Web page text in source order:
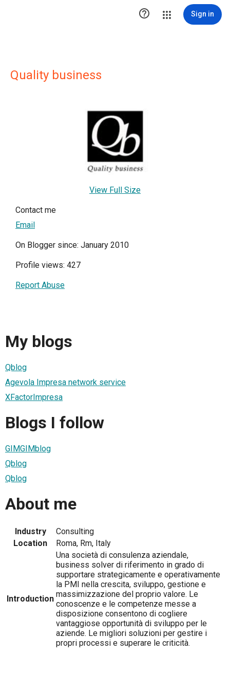
 Sign in
Quality business
View Full Size
Contact me
Email
On Blogger since: January 2010
Profile views: 427
Report Abuse
My blogs
Qblog
Agevola Impresa network service
XFactorImpresa
Blogs I follow
GIMGIMblog
Qblog
Qblog
About me
Industry
Consulting
Location
Roma, Rm, Italy
Introduction
Una società di consulenza aziendale,
business solver di riferimento in grado di
supportare strategicamente e operativamente
la PMI nella crescita, sviluppo, gestione e
massimizzazione del proprio valore. Le
conoscenze e le competenze messe a
disposizione consentono di cogliere
vantaggiose opportunità di sviluppo per le
aziende. Le migliori soluzioni per gestire i
propri processi e superare le criticità.